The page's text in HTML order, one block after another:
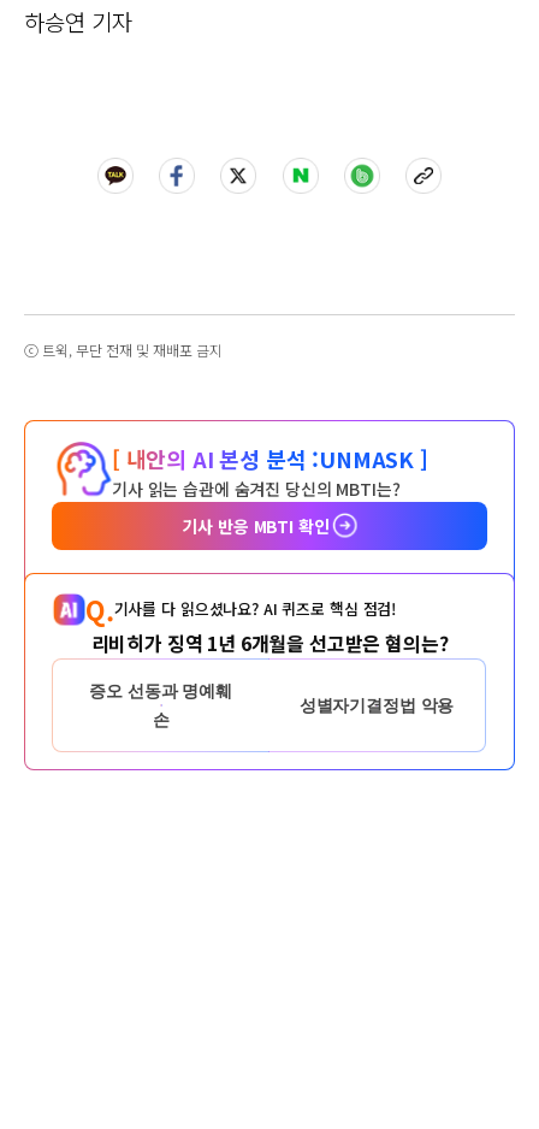
하승연 기자
ⓒ 트윅, 무단 전재 및 재배포 금지
[ 내안의 AI 본성 분석 :UNMASK ]
기사 읽는 습관에 숨겨진 당신의 MBTI는?
기사 반응 MBTI 확인
Q.기사를 다 읽으셨나요? AI 퀴즈로 핵심 점검!
리비히가 징역 1년 6개월을 선고받은 혐의는?
증오 선동과 명예훼
손
성별자기결정법 악용